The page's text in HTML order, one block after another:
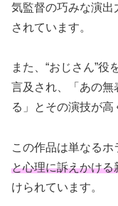
気監督の巧みな演出
されています。
また、“おじさん”
言及され、「あの無
る」とその演技が高
この作品は単なるホ
と心理に訴えかける
けられています。